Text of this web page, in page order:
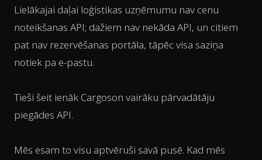
Lielākajai daļai loģistikas uzņēmumu nav cenu
noteikšanas API; dažiem nav nekāda API, un citiem
pat nav rezervēšanas portāla, tāpēc visa saziņa
notiek pa e-pastu.
Tieši šeit ienāk Cargoson vairāku pārvadātāju
piegādes API.
Mēs esam to visu aptvēruši savā pusē. Kad mēs